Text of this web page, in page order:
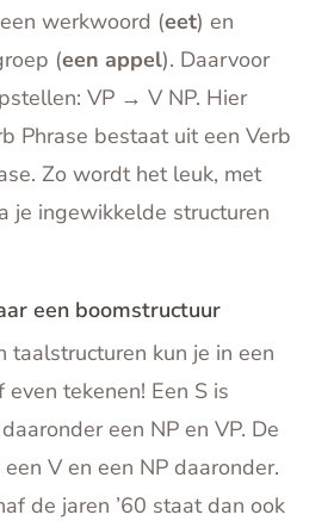
werkwoord (eet) en
(een appel). Daarvoor
VP → V NP. Hier
Phrase bestaat uit een Verb
Zo wordt het leuk, met
je ingewikkelde structuren
een boomstructuur
taalstructuren kun je in een
tekenen! Een S is
een NP en VP. De
V en een NP daaronder.
de jaren ’60 staat dan ook